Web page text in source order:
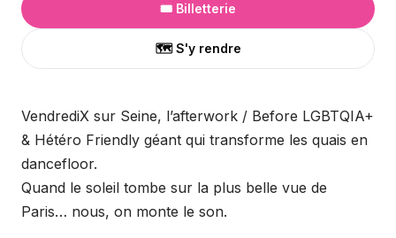
🎟️ Billetterie
🗺️ S'y rendre
VendrediX sur Seine, l’afterwork / Before LGBTQIA+
& Hétéro Friendly géant qui transforme les quais en
dancefloor.
Quand le soleil tombe sur la plus belle vue de
Paris… nous, on monte le son.